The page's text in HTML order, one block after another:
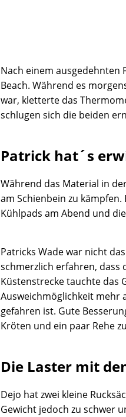
Nach einem ausgedehnten
Beach. Während es
war, kletterte das
schlugen sich die beiden
Patrick hat´s
Während das Material in
am Schienbein zu
Kühlpads am Abend und
Patricks Wade war nicht
schmerzlich erfahren, dass
Küstenstrecke tauchte das
Ausweichmöglichkeit mehr
gefahren ist. Gute
Kröten und ein paar Rehe
Die Laster mit
Dejo hat zwei kleine
Gewicht jedoch zu schwer